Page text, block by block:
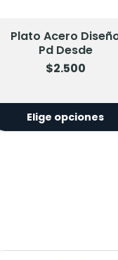
Plato Acero Color
Liso KE-3207P Desde
$2.000
Elige opciones